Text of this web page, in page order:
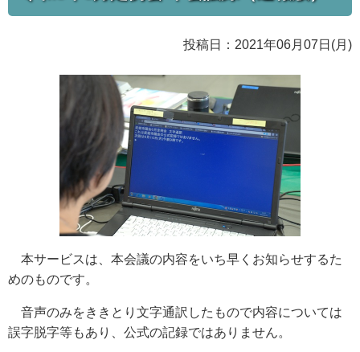
投稿日：2021年06月07日(月)
本サービスは、本会議の内容をいち早くお知らせするた
めのものです。
音声のみをききとり文字通訳したもので内容については
誤字脱字等もあり、公式の記録ではありません。